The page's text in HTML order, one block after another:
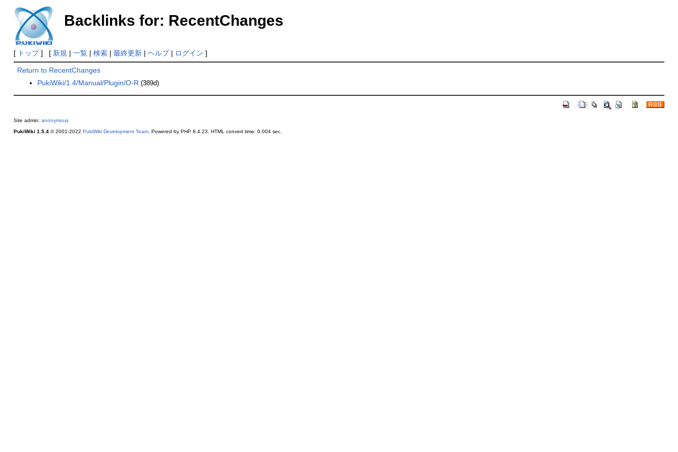
Backlinks for: RecentChanges
[ トップ] [ 新規 | 一覧| 検索| 最終更新| ヘルプ| ログイン ]
Return to RecentChanges
PukiWiki/1.4/Manual/Plugin/O-R (389d)
Site admin: anonymous
PukiWiki 1.5.4© 2001-2022 PukiWiki Development Team. Powered by PHP 8.4.23. HTML convert time: 0.004 sec.